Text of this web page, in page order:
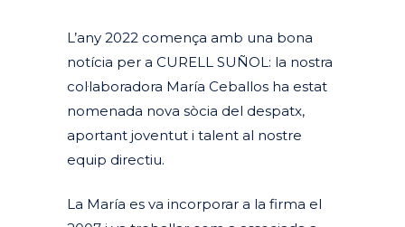
L’any 2022 comença amb una bona
notícia per a CURELL SUÑOL: la nostra
col·laboradora María Ceballos ha estat
nomenada nova sòcia del despatx,
aportant joventut i talent al nostre
equip directiu.
La María es va incorporar a la firma el